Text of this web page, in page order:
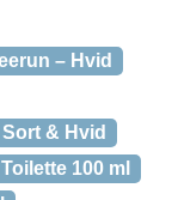
– Hvid
& Hvid
100 ml